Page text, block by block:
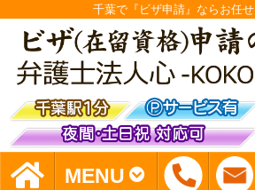
千葉で『ビザ申請』ならお任
MENU